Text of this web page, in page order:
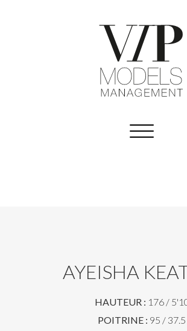
AYEISHA
HAUTEUR : 176 /
POITRINE : 95 / 37.5